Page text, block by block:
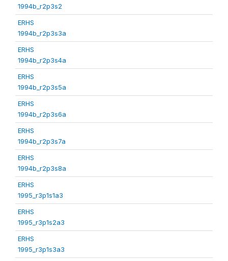
1994b_r2p3s2
ERHS
1994b_r2p3s3a
ERHS
1994b_r2p3s4a
ERHS
1994b_r2p3s5a
ERHS
1994b_r2p3s6a
ERHS
1994b_r2p3s7a
ERHS
1994b_r2p3s8a
ERHS
1995_r3p1s1a3
ERHS
1995_r3p1s2a3
ERHS
1995_r3p1s3a3